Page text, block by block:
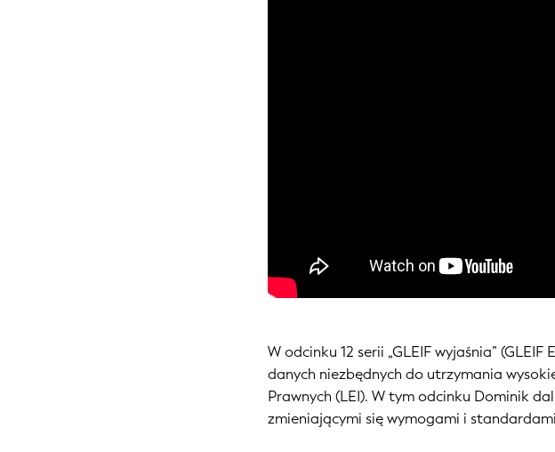
W odcinku 12 serii „GLEIF wyjaśnia”
danych niezbędnych do utrzymania
Prawnych (LEI). W tym odcinku Dominik
zmieniającymi się wymogami i